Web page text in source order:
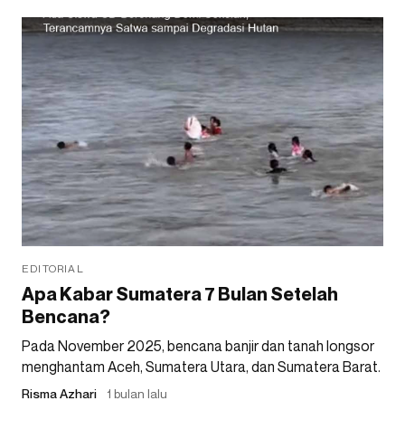
EDITORIAL
Apa Kabar Sumatera 7 Bulan Setelah
Bencana?
Pada November 2025, bencana banjir dan tanah longsor
menghantam Aceh, Sumatera Utara, dan Sumatera Barat.
Risma Azhari 1 bulan lalu